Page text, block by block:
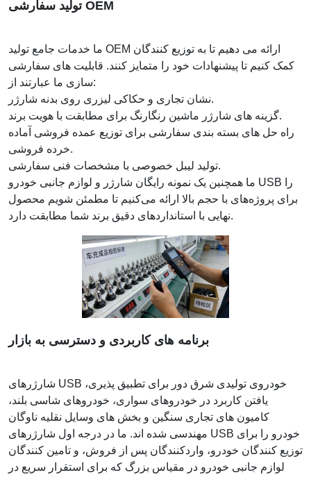
تولید سفارشی OEM
ما خدمات جامع تولید OEM ارائه می دهیم تا به توزیع کنندگان
کمک کنیم تا پیشنهادات خود را متمایز کنند. قابلیت های سفارشی
سازی ما عبارتند از:
نشان تجاری و حکاکی لیزری روی بدنه شارژر.
گزینه های شارژر ماشین رنگارنگ برای مطابقت با هویت برند.
راه حل های بسته بندی سفارشی برای توزیع عمده فروشی آماده
خرده فروشی.
تولید لیبل خصوصی با مشخصات فنی سفارشی.
ما همچنین یک نمونه رایگان شارژر و لوازم جانبی خودرو USB را
برای پروژه‌های با حجم بالا ارائه می‌کنیم تا مطمئن شویم محصول
نهایی با استانداردهای دقیق برند شما مطابقت دارد.
برنامه های کاربردی و دسترسی به بازار
شارژرهای USB خودروی تولیدی شرق دور برای تطبیق پذیری،
یافتن کاربرد در خودروهای سواری، خودروهای شاسی بلند،
کامیون های تجاری سنگین و بخش های وسایل نقلیه ناوگان
مهندسی شده اند. ما در درجه اول شارژرهای USB خودرو را برای
توزیع کنندگان خودرو، واردکنندگان پس از فروش، و تامین کنندگان
لوازم جانبی خودرو در مقیاس بزرگ که برای استقرار سریع در